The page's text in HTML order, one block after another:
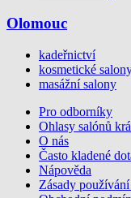
Olomouc
kadeřnictví
kosmetické
masážní salony
Pro odborníky
Ohlasy salónů
O nás
Často kladené
Nápověda
Zásady